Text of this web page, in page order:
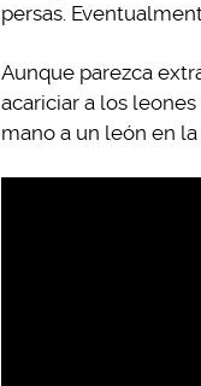
persas.
Aunque parezca
acariciar a los
mano a un león en